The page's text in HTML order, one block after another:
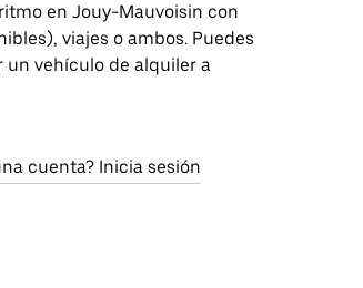
en Jouy-Mauvoisin con
viajes o ambos. Puedes
un vehículo de alquiler a
cuenta? Inicia sesión